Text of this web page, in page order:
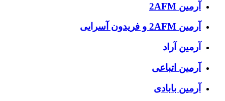
آرمین 2AFM
آرمین 2AFM و فریدون آسرایی
آرمین آراد
آرمین اتباعی
آرمین بابادی